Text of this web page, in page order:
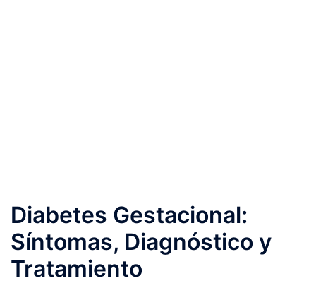
Diabetes Gestacional:
Síntomas, Diagnóstico y
Tratamiento